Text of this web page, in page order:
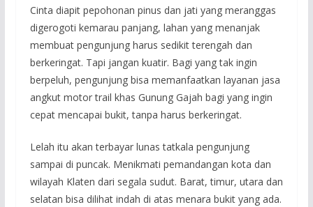
Cinta diapit pepohonan pinus dan jati yang meranggas
digerogoti kemarau panjang, lahan yang menanjak
membuat pengunjung harus sedikit terengah dan
berkeringat. Tapi jangan kuatir. Bagi yang tak ingin
berpeluh, pengunjung bisa memanfaatkan layanan jasa
angkut motor trail khas Gunung Gajah bagi yang ingin
cepat mencapai bukit, tanpa harus berkeringat.
Lelah itu akan terbayar lunas tatkala pengunjung
sampai di puncak. Menikmati pemandangan kota dan
wilayah Klaten dari segala sudut. Barat, timur, utara dan
selatan bisa dilihat indah di atas menara bukit yang ada.